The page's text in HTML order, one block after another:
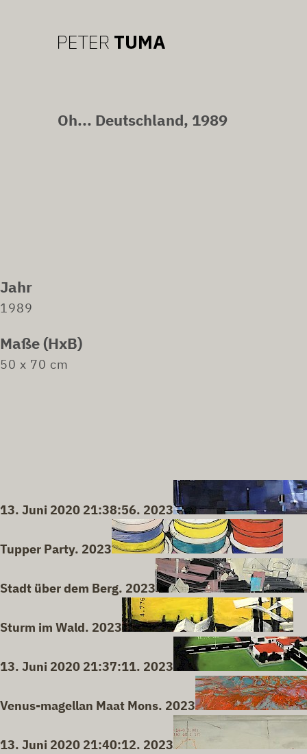
Oh... Deutschland, 1989
Jahr
1989
Maße (HxB)
50 x 70 cm
13. Juni 2020 21:38:56. 2023
Tupper Party. 2023
Stadt über dem Berg. 2023
Sturm im Wald. 2023
13. Juni 2020 21:37:11. 2023
Venus-magellan Maat Mons. 2023
13. Juni 2020 21:40:12. 2023